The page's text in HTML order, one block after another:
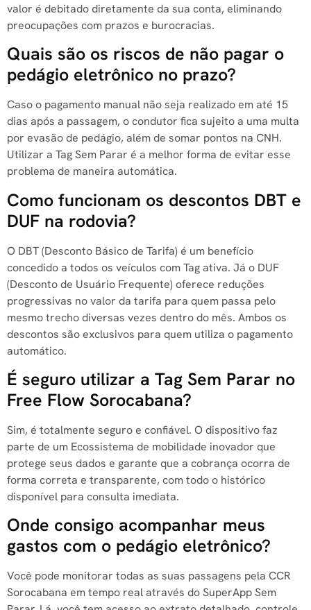
valor é debitado diretamente da sua conta, eliminando
preocupações com prazos e burocracias.
Quais são os riscos de não pagar o
pedágio eletrônico no prazo?
Caso o pagamento manual não seja realizado em até 15
dias após a passagem, o condutor fica sujeito a uma multa
por evasão de pedágio, além de somar pontos na CNH.
Utilizar a Tag Sem Parar é a melhor forma de evitar esse
problema de maneira automática.
Como funcionam os descontos DBT e
DUF na rodovia?
O DBT (Desconto Básico de Tarifa) é um benefício
concedido a todos os veículos com Tag ativa. Já o DUF
(Desconto de Usuário Frequente) oferece reduções
progressivas no valor da tarifa para quem passa pelo
mesmo trecho diversas vezes dentro do mês. Ambos os
descontos são exclusivos para quem utiliza o pagamento
automático.
É seguro utilizar a Tag Sem Parar no
Free Flow Sorocabana?
Sim, é totalmente seguro e confiável. O dispositivo faz
parte de um Ecossistema de mobilidade inovador que
protege seus dados e garante que a cobrança ocorra de
forma correta e transparente, com todo o histórico
disponível para consulta imediata.
Onde consigo acompanhar meus
gastos com o pedágio eletrônico?
Você pode monitorar todas as suas passagens pela CCR
Sorocabana em tempo real através do SuperApp Sem